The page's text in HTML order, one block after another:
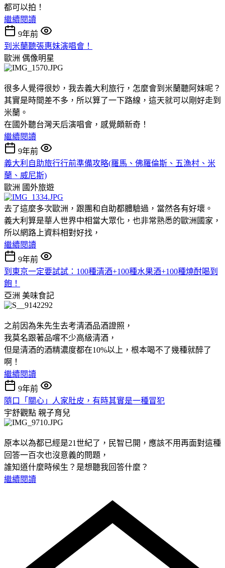
都可以拍！
繼續閱讀
9年前
到米蘭聽張惠妹演唱會！
歐洲 偶像明星
很多人覺得很妙，我去義大利旅行，怎麼會到米蘭聽阿妹呢？
其實是時間差不多，所以算了一下路線，這天就可以剛好走到
米蘭。
在國外聽台灣天后演唱會，感覺頗新奇！
繼續閱讀
9年前
義大利自助旅行行前準備攻略(羅馬、佛羅倫斯、五漁村、米
蘭、威尼斯)
歐洲 國外旅遊
去了這麼多次歐洲，跟團和自助都體驗過，當然各有好壞。
義大利算是華人世界中相當大眾化，也非常熟悉的歐洲國家，
所以網路上資料相對好找，
繼續閱讀
9年前
到東京一定要試試：100種清酒+100種水果酒+100種燒酎喝到
飽！
亞洲 美味食記
之前因為朱先生去考清酒品酒證照，
我莫名跟著品嚐不少高級清酒，
但是清酒的酒精濃度都在10%以上，根本喝不了幾種就醉了
啊！
繼續閱讀
9年前
隨口「關心」人家肚皮，有時其實是一種冒犯
宇舒觀點 親子育兒
原本以為都已經是21世紀了，民智已開，應該不用再面對這種
回答一百次也沒意義的問題，
誰知道什麼時候生？是想聽我回答什麼？
繼續閱讀